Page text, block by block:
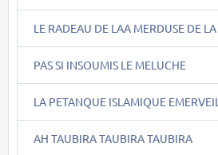
LE RADEAU DE LAA MERDUSE DE LA
PAS SI INSOUMIS LE MELUCHE
LA PETANQUE ISLAMIQUE EMERVEIL
AH TAUBIRA TAUBIRA TAUBIRA